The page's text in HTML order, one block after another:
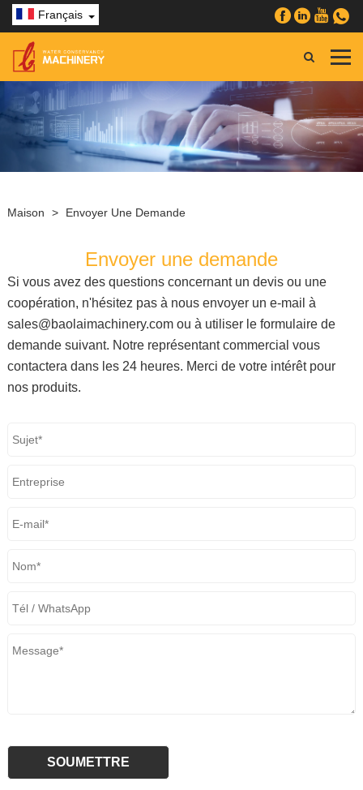
Français
Maison > Envoyer Une Demande
Envoyer une demande
Si vous avez des questions concernant un devis ou une
coopération, n'hésitez pas à nous envoyer un e-mail à
sales@baolaimachinery.com ou à utiliser le formulaire de
demande suivant. Notre représentant commercial vous
contactera dans les 24 heures. Merci de votre intérêt pour
nos produits.